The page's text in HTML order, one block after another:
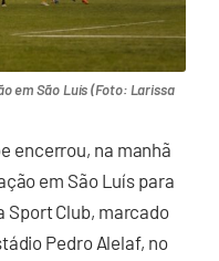
em São Luís (Foto: Larissa
encerrou, na manhã
em São Luís para
Sport Club, marcado
Pedro Alelaf, no